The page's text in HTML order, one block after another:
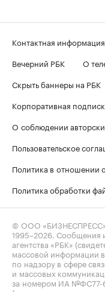
Контактная информация
Вечерний РБК
О
Скрыть баннеры на РБК
Корпоративная
О соблюдении
Пользовательское
Политика в отношении
Политика обработки
© ООО
1995–2026. Сообщения
агентства «РБК»
массовой информации
по надзору в сфере
и массовых
за номером ИА №ФС77-